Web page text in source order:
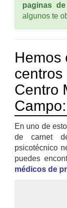
paginas
algunos te
Hemos
centros
Centro
Campo:
En uno de
de carnet
psicotécnico
puedes
médicos de